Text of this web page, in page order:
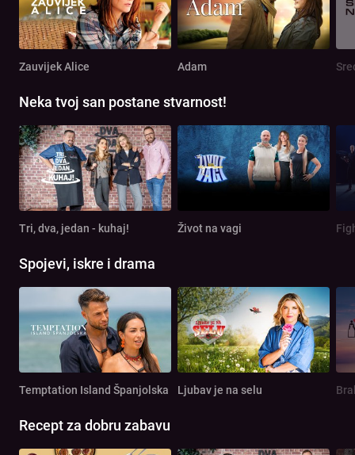
Zauvijek Alice Adam
Neka tvoj san postane stvarnost!
Tri, dva, jedan - kuhaj! Život na vagi
Spojevi, iskre i drama
Temptation Island Španjolska Ljubav je na selu
Recept za dobru zabavu